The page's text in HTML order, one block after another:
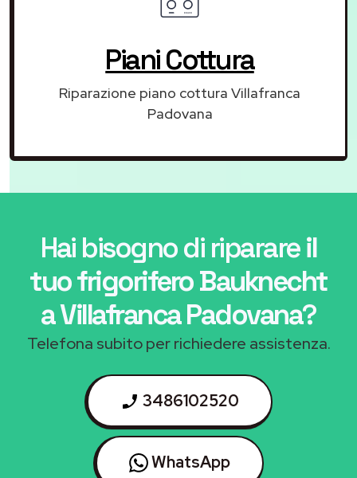
Piani Cottura
Riparazione piano cottura Villafranca
Padovana
Hai bisogno di riparareil
tuo frigorifero Bauknecht
a Villafranca Padovana?
Telefona subito per richiedere assistenza.
3486102520
WhatsApp